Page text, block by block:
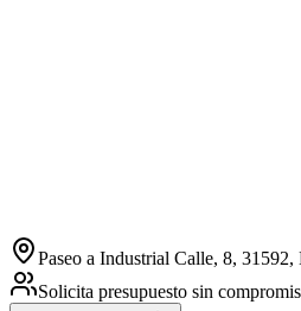
Paseo a Industrial Calle, 8, 31592,
Solicita presupuesto sin